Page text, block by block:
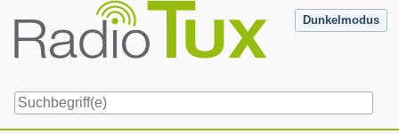
content
Dunkelmodus